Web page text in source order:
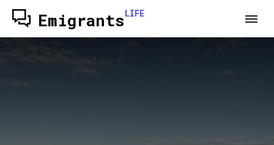
EmigrantsLIFE